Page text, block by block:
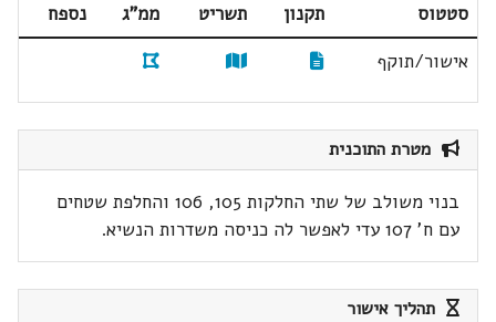
סטטוס תקנון תשריט ממ"ג
נספח
אישור/תוקף
מטרת התוכנית
בנוי משולב של שתי החלקות 105, 106 והחלפת שטחים
עם ח' 107 עדי לאפשר לה כניסה משדרות הנשיא.
תהליך אישור